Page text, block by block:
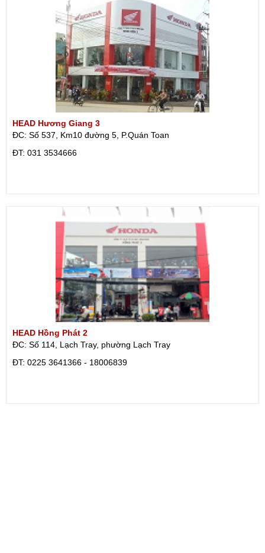
HEAD Hương Giang 3
ĐC: Số 537, Km10 đường 5, P.Quán Toan
ÐT: 031 3534666
HEAD Hồng Phát 2
ĐC: Số 114, Lạch Tray, phường Lạch Tray
ÐT: 0225 3641366 - 18006839